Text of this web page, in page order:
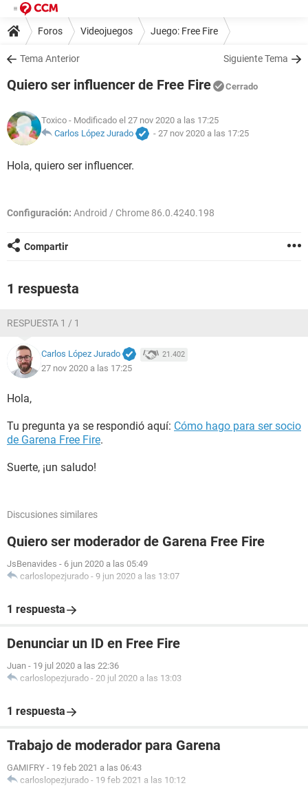
Foros Videojuegos Juego: Free Fire
Tema Anterior Siguiente Tema
Quiero ser influencer de Free Fire Cerrado
Toxico - Modificado el 27 nov 2020 a las 17:25
Carlos López Jurado
- 27 nov 2020 a las 17:25
Hola, quiero ser influencer.
Configuración: Android / Chrome 86.0.4240.198
Compartir
1 respuesta
RESPUESTA 1 / 1
Carlos López Jurado 21.402
27 nov 2020 a las 17:25
Hola,
Tu pregunta ya se respondió aquí: Cómo hago para ser socio
de Garena Free Fire.
Suerte, ¡un saludo!
Discusiones similares
Quiero ser moderador de Garena Free Fire
JsBenavides - 6 jun 2020 a las 05:49
carloslopezjurado - 9 jun 2020 a las 13:07
1 respuesta
Denunciar un ID en Free Fire
Juan - 19 jul 2020 a las 22:36
carloslopezjurado - 20 jul 2020 a las 13:03
1 respuesta
Trabajo de moderador para Garena
GAMIFRY - 19 feb 2021 a las 06:43
carloslopezjurado - 19 feb 2021 a las 10:12